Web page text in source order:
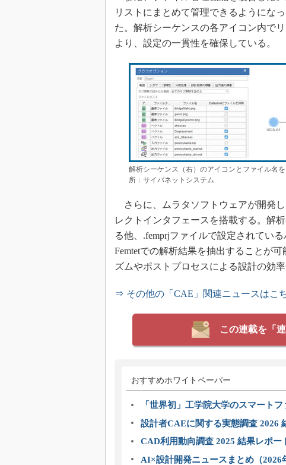
リストにまとめて管理できるようにな
た。解析シーケンスの各アイコン内で
より、設定の一貫性を確保している。
解析シーケンス（右）のアイコンとファイル名
所：サイバネットシステム
さらに、ムラタソフトウェアが開発し
レクトインタフェースを搭載する。解
る他、.femprjファイルで設定されてい
Femtetでの解析結果を抽出することが
ズムやポストプロセスによる設計の効率
⇒ その他の「CAE」関連ニュースはこ
この連載を「
おすすめホワイトペーパー
「世界初」工学院大学のスマート
設計者CAEに関する実態調査 2026
CAD利用動向調査 2025 結果レポー
AI×設計開発ニュースまとめ（2026